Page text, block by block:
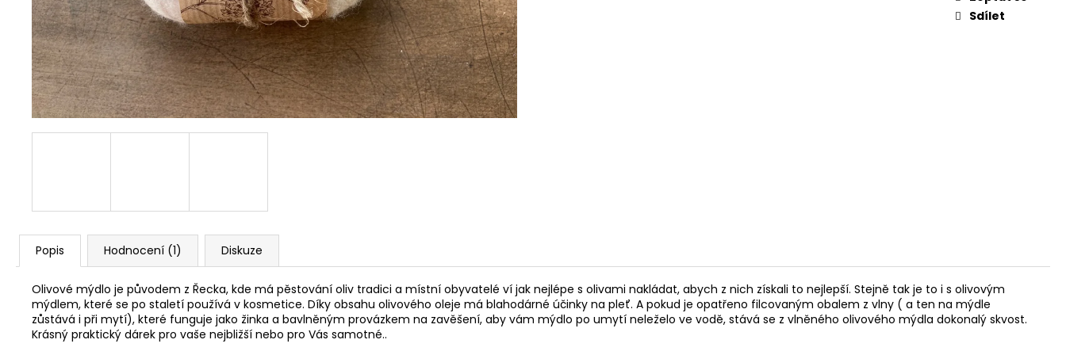
Sdílet
Popis Hodnocení (1) Diskuze
Olivové mýdlo je původem z Řecka, kde má pěstování oliv tradici a místní obyvatelé ví jak nejlépe s olivami nakládat, abych z nich získali to nejlepší. Stejně tak je to i s olivovým
mýdlem, které se po staletí používá v kosmetice. Díky obsahu olivového oleje má blahodárné účinky na pleť. A pokud je opatřeno filcovaným obalem z vlny ( a ten na mýdle
zůstává i při mytí), které funguje jako žinka a bavlněným provázkem na zavěšení, aby vám mýdlo po umytí neleželo ve vodě, stává se z vlněného olivového mýdla dokonalý skvost.
Krásný praktický dárek pro vaše nejbližší nebo pro Vás samotné..
720 Kč
720 Kč